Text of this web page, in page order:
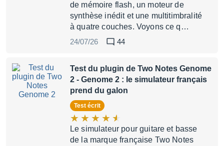
de mémoire flash, un moteur de
synthèse inédit et une multitimbralité
à quatre couches. Voyons ce q…
24/07/26
44
Test du plugin de Two Notes Genome
2 - Genome 2 : le simulateur français
prend du galon
Test écrit
Le simulateur pour guitare et basse
de la marque française Two Notes